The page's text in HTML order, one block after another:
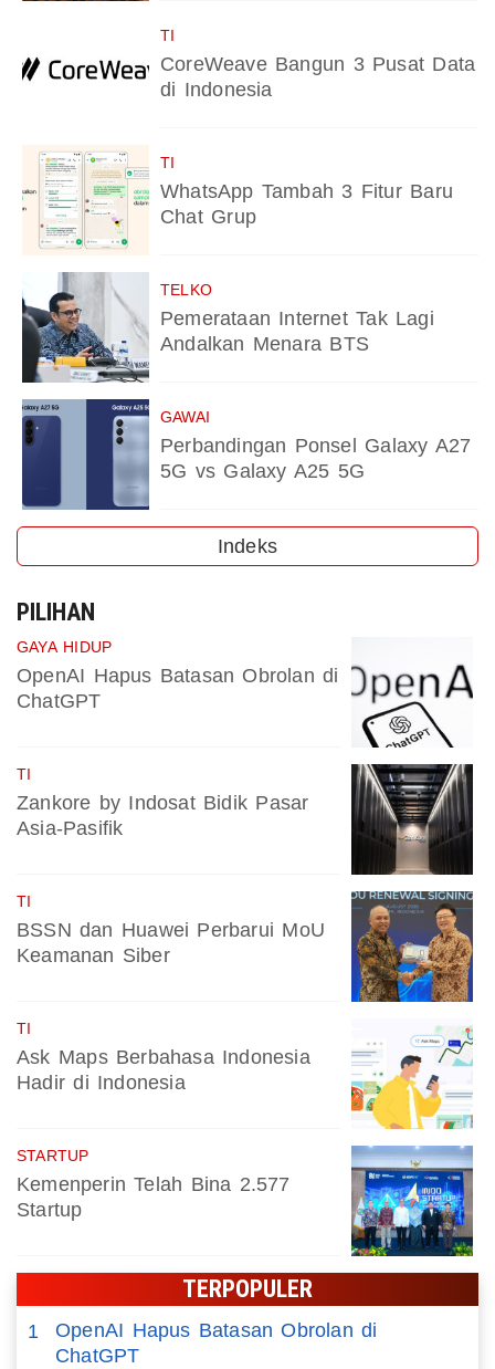
TI
CoreWeave Bangun 3 Pusat Data
di Indonesia
TI
WhatsApp Tambah 3 Fitur Baru
Chat Grup
TELKO
Pemerataan Internet Tak Lagi
Andalkan Menara BTS
GAWAI
Perbandingan Ponsel Galaxy A27
5G vs Galaxy A25 5G
Indeks
PILIHAN
GAYA HIDUP
OpenAI Hapus Batasan Obrolan di
ChatGPT
TI
Zankore by Indosat Bidik Pasar
Asia-Pasifik
TI
BSSN dan Huawei Perbarui MoU
Keamanan Siber
TI
Ask Maps Berbahasa Indonesia
Hadir di Indonesia
STARTUP
Kemenperin Telah Bina 2.577
Startup
TERPOPULER
1
OpenAI Hapus Batasan Obrolan di
ChatGPT